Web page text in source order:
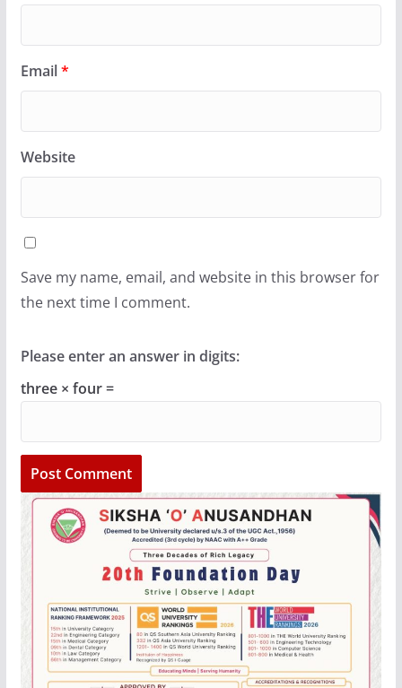
Email*
Website
Save my name, email, and website in this browser for
the next time I comment.
Please enter an answer in digits:
three × four =